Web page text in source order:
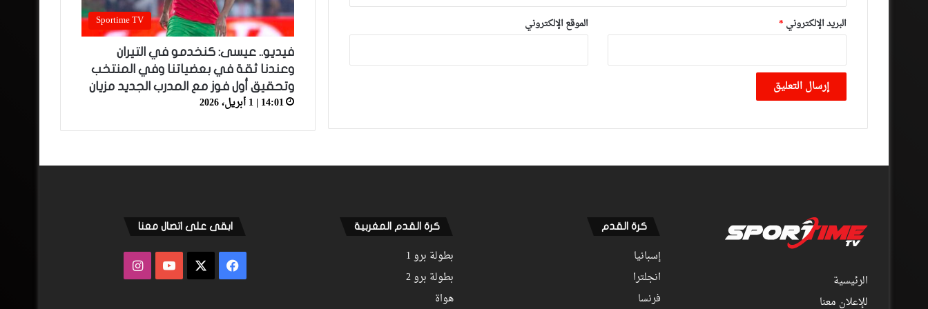
البريد الإلكتروني * الموقع الإلكتروني Sportime TV
فيديو.. عيسى: كنخدمو في التيران
وعندنا ثقة في بعضياتنا وفي المنتخب
وتحقيق أول فوز مع المدرب الجديد مزيان
14:01 | 1 أبريل، 2026
الرئيسية
للإعلان معنا
كرة القدم
إسبانيا
انجلترا
فرنسا
كرة القدم المغربية
بطولة برو 1
بطولة برو 2
هواة
ابقى على اتصال معنا
فيسبوك ‫YouTubeانستقرام